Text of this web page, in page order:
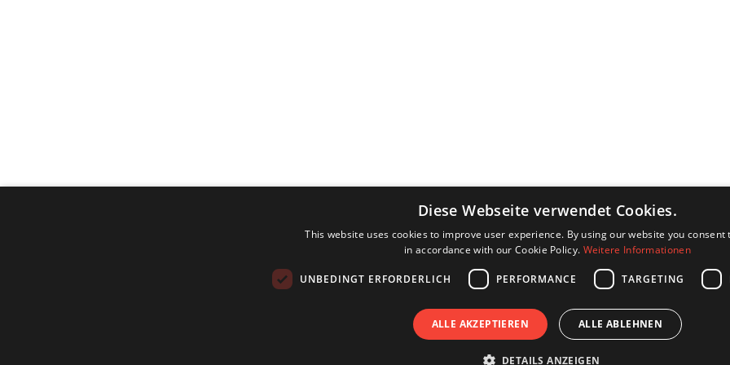
Diese Webseite verwendet Cookies.
This website uses cookies to improve user experience. By using our website you consent
in accordance with our Cookie Policy. Weitere Informationen
UNBEDINGT ERFORDERLICH PERFORMANCE TARGETING
ALLE AKZEPTIEREN ALLE ABLEHNEN
DETAILS ANZEIGEN